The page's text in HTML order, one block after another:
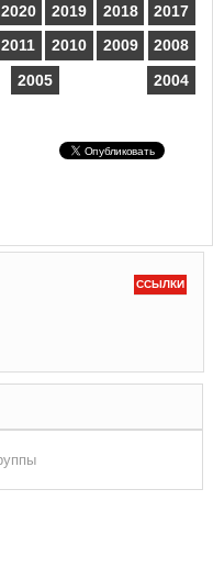
2020 2019 2018
2017
2011 2010 2009
2008
2005 2004
ССЫЛКИ